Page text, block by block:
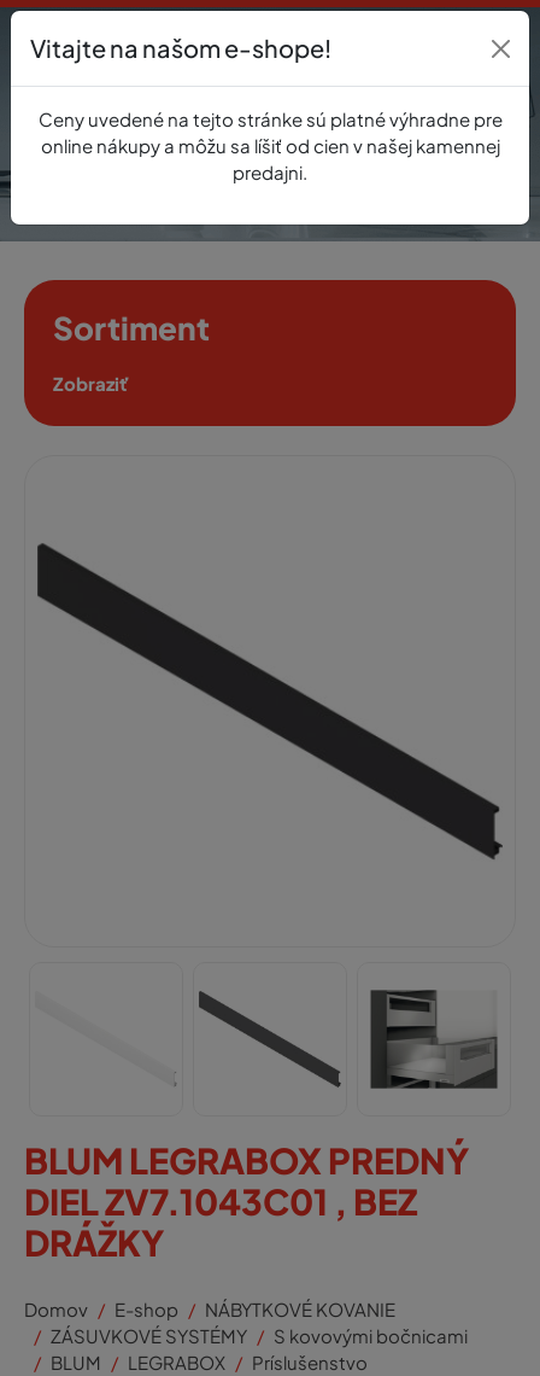
0
Sortiment
Zobraziť
BLUM LEGRABOX PREDNÝ
DIEL ZV7.1043C01 , BEZ
DRÁŽKY
Domov E-shop
NÁBYTKOVÉ KOVANIE
ZÁSUVKOVÉ SYSTÉMY
S kovovými bočnicami
BLUM
LEGRABOX
Príslušenstvo
Vitajte na našom e-shope!
Ceny uvedené na tejto stránke sú platné výhradne pre
online nákupy a môžu sa líšiť od cien v našej kamennej
predajni.